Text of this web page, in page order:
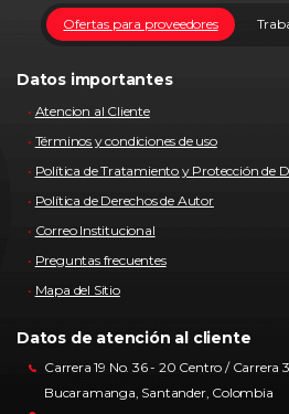
Ofertas para proveedores
Datos importantes
Atencion al Cliente
Términos y condiciones de uso
Política de Tratamiento y Protección de
Política de Derechos de Autor
Correo Institucional
Preguntas frecuentes
Mapa del Sitio
Datos de atención al cliente
Carrera 19 No. 36 - 20 Centro / Carrera
Bucaramanga, Santander, Colombia